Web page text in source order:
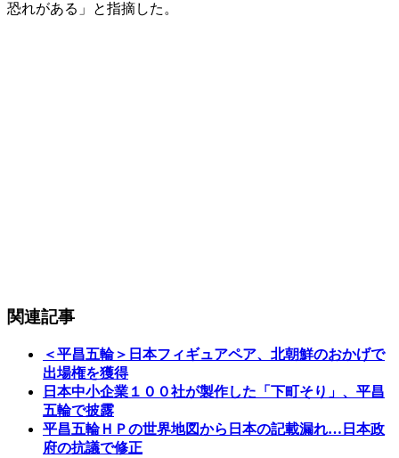
恐れがある」と指摘した。
関連記事
＜平昌五輪＞日本フィギュアペア、北朝鮮のおかげで
出場権を獲得
日本中小企業１００社が製作した「下町そり」、平昌
五輪で披露
平昌五輪ＨＰの世界地図から日本の記載漏れ…日本政
府の抗議で修正